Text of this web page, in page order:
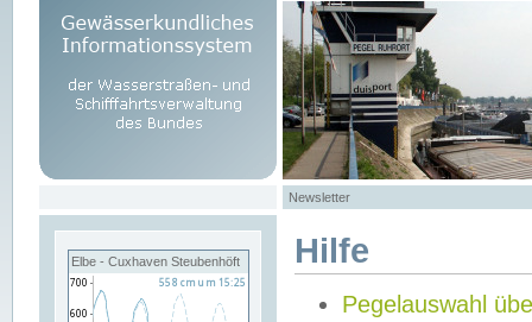
Newsletter
Elbe - Cuxhaven Steubenhöft Hilfe
Pegelauswahl